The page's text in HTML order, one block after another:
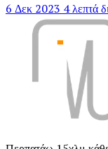
6 Δεκ 2023 4 λεπτά